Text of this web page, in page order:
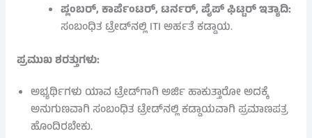
ಪ್ಲಂಬರ್, ಕಾರ್ಪೆಂಟರ್, ಟರ್ನರ್, ಪೈಪ್ ಫಿಟ್ಟರ್ ಇತ್ಯಾದಿ:
ಸಂಬಂಧಿತ ಟ್ರೇಡ್‌ನಲ್ಲಿ ITI ಅರ್ಹತೆ ಕಡ್ಡಾಯ.
ಪ್ರಮುಖ ಶರತ್ತುಗಳು:
ಅಭ್ಯರ್ಥಿಗಳು ಯಾವ ಟ್ರೇಡ್‌ಗಾಗಿ ಅರ್ಜಿ ಹಾಕುತ್ತಾರೋ ಅದಕ್ಕೆ
ಅನುಗುಣವಾಗಿ ಸಂಬಂಧಿತ ಟ್ರೇಡ್‌ನಲ್ಲಿ ಕಡ್ಡಾಯವಾಗಿ ಪ್ರಮಾಣಪತ್ರ
ಹೊಂದಿರಬೇಕು.